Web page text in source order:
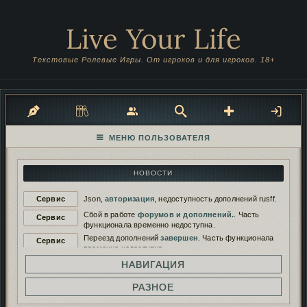
Live Your Life
Текстовые Ролевые Игры. От игроков и для игроков. 18+
НОВОСТИ
Сервис Json,авторизация , недоступность дополнений rusff.
Сервис Сбой в работе форумов и дополнений. . Часть
функционала временно недоступна.
Сервис
Переезд дополненийзавершен . Часть функционала
временно недоступна.
Переезд дополнений нановый сервер
будет временно недоступен.
Работа дополнений восстановлена. И снова
сломана...
НАВИГАЦИЯ
РАЗНОЕ